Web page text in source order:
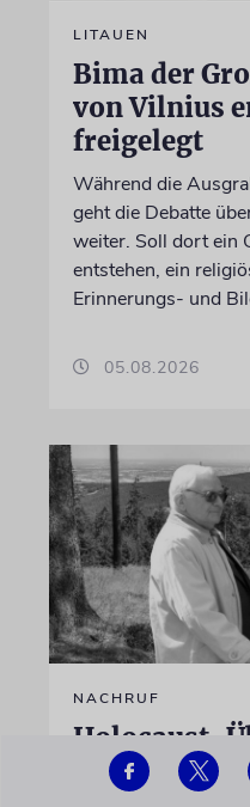
LITAUEN
Bima der
von Vilnius
freigelegt
Während die
geht die Debatte
weiter. Soll dort ein
entstehen, ein
Erinnerungs- und
05.08.2026
NACHRUF
Holocaust-
Historiker